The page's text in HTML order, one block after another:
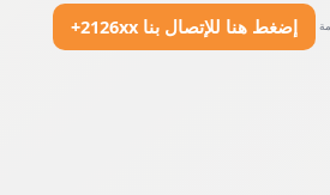
+2126xx إضغط هنا للإتصال بنا